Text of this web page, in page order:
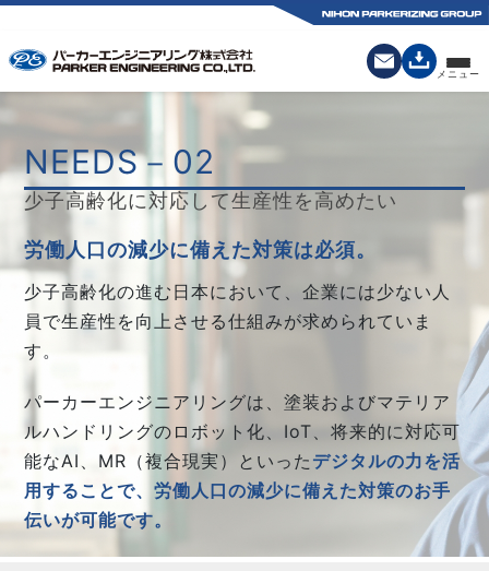
NEEDS－02
少子高齢化に対応して生産性を高めたい
労働人口の減少に備えた対策は必須。
少子高齢化の進む日本において、企業には少ない人
員で生産性を向上させる仕組みが求められていま
す。
パーカーエンジニアリングは、塗装およびマテリア
ルハンドリングのロボット化、IoT、将来的に対応可
能なAI、MR（複合現実）といった デジタルの力を活
用することで、労働人口の減少に備えた対策のお手
伝いが可能です。